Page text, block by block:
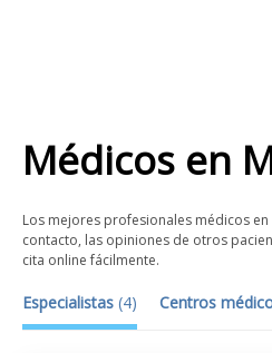
Médicos en
Los mejores profesionales médicos
contacto, las opiniones de otros
cita online fácilmente.
Especialistas (4) Centros